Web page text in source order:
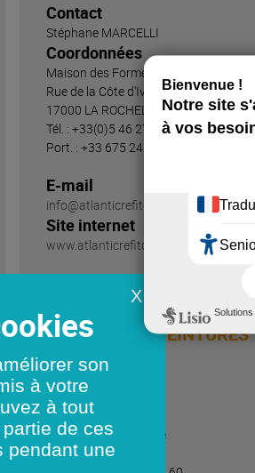
Contact
Stéphane MARCELLI
Coordonnées
Maison des Formes de Radoub
Rue de la Côte d'Ivoire
17000 LA ROCHELLE
Tél. : +33(0)5 46 27 76 65
Port. : +33 675 24 75 85
E-mail
info@atlanticrefitcenter.com
Site internet
www.atlanticrefitcenter.com
ATLANTIQUE PEINTURES
Contact
Morgan PETILLION
Coordonnées
Rue de la Côte d'Ivoire
17000 LA ROCHELLE
X
son
à votre
à tout
de ces
pendant une